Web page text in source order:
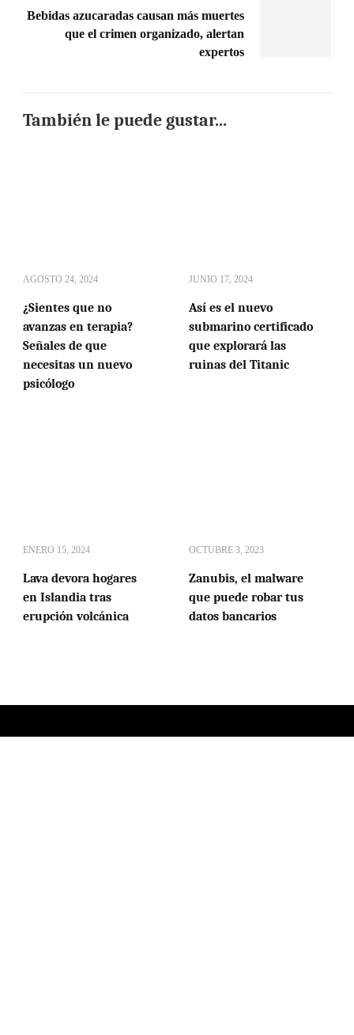
Bebidas azucaradas causan más muertes
que el crimen organizado, alertan
expertos
También le puede gustar...
AGOSTO 24, 2024
¿Sientes que no
avanzas en terapia?
Señales de que
necesitas un nuevo
psicólogo
JUNIO 17, 2024
Así es el nuevo
submarino certificado
que explorará las
ruinas del Titanic
ENERO 15, 2024
Lava devora hogares
en Islandia tras
erupción volcánica
OCTUBRE 3, 2023
Zanubis, el malware
que puede robar tus
datos bancarios